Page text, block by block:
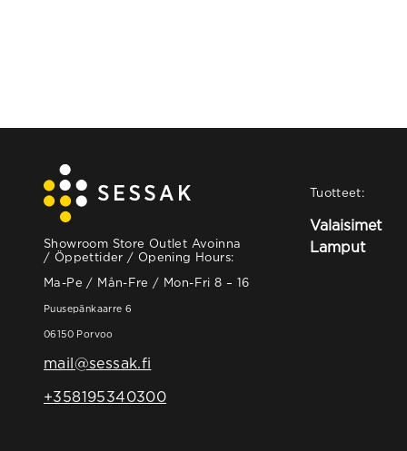
Showroom Store Outlet Avoinna
/ Öppettider / Opening Hours:
Ma-Pe / Mån-Fre / Mon-Fri 8 – 16
Puusepänkaarre 6
06150 Porvoo
mail@sessak.fi
+358195340300
Tuotteet:
Valaisimet
Lamput